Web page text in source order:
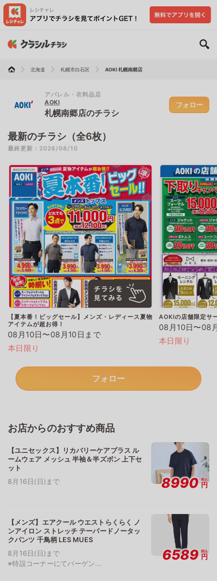
北海道 札幌市白石区 AOKI 札幌南郷店
アパレル・衣料品店
AOKI
札幌南郷店のチラシ
フォロー
最新のチラシ（全6枚）
最終更新：2026/08/10
【夏本番！ビッグセール】メンズ・レディース夏物
アイテムが超お得！
08月10日〜08月10日まで
本日限り
AOKIの店舗限定サ
08月10日〜08
本日限り
フォロー
お店からのおすすめ商品
【ユニセックス】リカバリーケアプラス ル
ームウェア メッシュ 半袖＆半ズボン 上下セ
ット
8月16日(日)まで
8990 税込
円
【メンズ】エアクール ウエストらくらく ノ
ンアイロン ストレッチ テーパードノータッ
クパンツ 千鳥柄 LES MUES
8月16日(日)まで
※特設コーナーにてバーゲン...
6589 税込
円